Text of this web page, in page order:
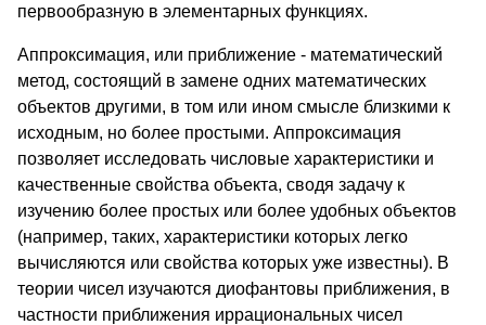
первообразную в элементарных функциях.
Аппроксимация, или приближение - математический
метод, состоящий в замене одних математических
объектов другими, в том или ином смысле близкими к
исходным, но более простыми. Аппроксимация
позволяет исследовать числовые характеристики и
качественные свойства объекта, сводя задачу к
изучению более простых или более удобных объектов
(например, таких, характеристики которых легко
вычисляются или свойства которых уже известны). В
теории чисел изучаются диофантовы приближения, в
частности приближения иррациональных чисел